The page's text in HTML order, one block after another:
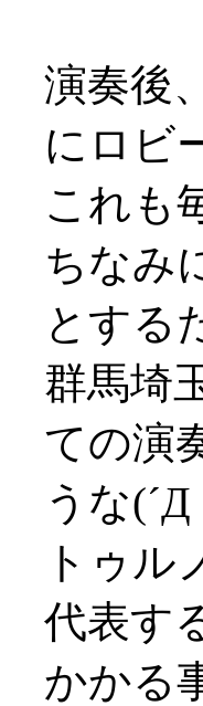
演奏後
にロビ
これも
ちなみ
とする
群馬埼
ての演
うな(´Д
トゥル
代表す
かかる